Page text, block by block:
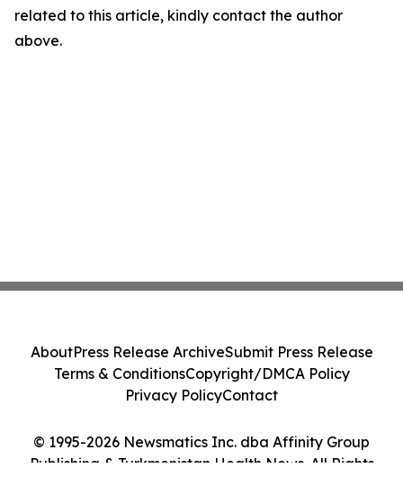
related to this article, kindly contact the author
above.
© 1995-2026 Newsmatics Inc. dba Affinity Group
Publishing & Turkmenistan Health News. All Rights
AboutPress Release ArchiveSubmit Press Release
Terms & ConditionsCopyright/DMCA Policy
Privacy PolicyContact